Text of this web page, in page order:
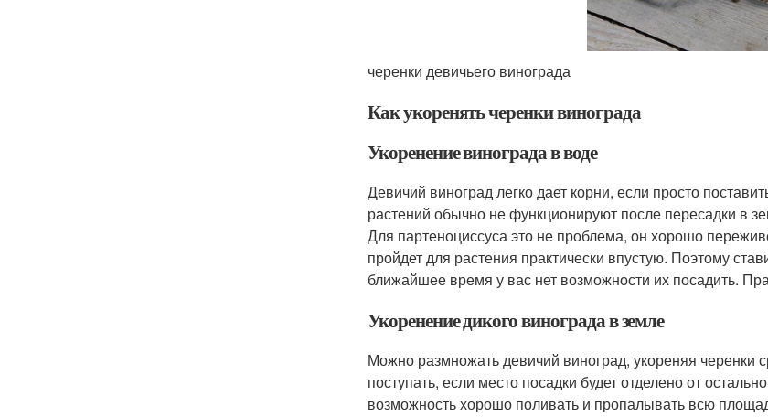
черенки девичьего винограда
Как укоренять черенки винограда
Укоренение винограда в воде
Девичий виноград легко дает корни, если просто
растений обычно не функционируют после пересадки в
Для партеноциссуса это не проблема, он хорошо
пройдет для растения практически впустую. Поэтому
ближайшее время у вас нет возможности их посадить.
Укоренение дикого винограда в земле
Можно размножать девичий виноград, укореняя черенки
поступать, если место посадки будет отделено от
возможность хорошо поливать и пропалывать всю